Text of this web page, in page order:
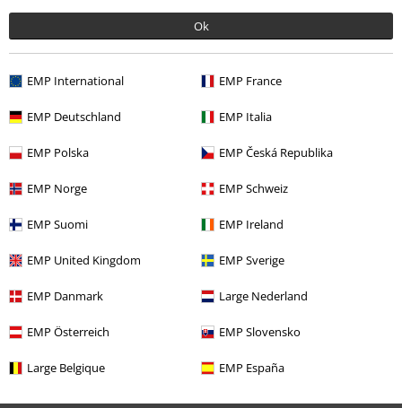
Ok
EMP International EMP France
EMP Deutschland EMP Italia
EMP Polska EMP Česká Republika
EMP Norge EMP Schweiz
EMP Suomi EMP Ireland
EMP United Kingdom EMP Sverige
EMP Danmark Large Nederland
EMP Österreich EMP Slovensko
Large Belgique EMP España
Adviesprijs
Meer categorieën. Meer opties.